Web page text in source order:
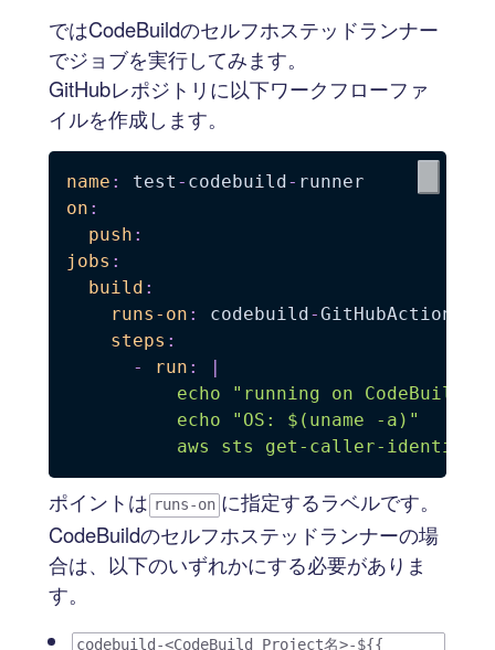
ではCodeBuildのセルフホステッドランナー
でジョブを実行してみます。
GitHubレポジトリに以下ワークフローファ
イルを作成します。
name : test - codebuild -
on :
push :
jobs :
build :
runs-on : codebuild -
steps :
-
run :
echo "running on
          echo "OS: $(uname -a)"
          aws sts get-caller-identity
ポイントは runs-on に指定するラベルです。
CodeBuildのセルフホステッドランナーの場
合は、以下のいずれかにする必要がありま
す。
codebuild-<CodeBuild Project名>-${{